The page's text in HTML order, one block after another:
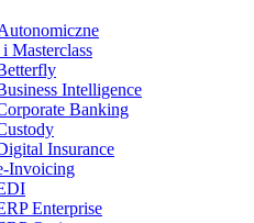
Masterclass
Intelligence
Banking
Insurance
Invoicing
Enterprise